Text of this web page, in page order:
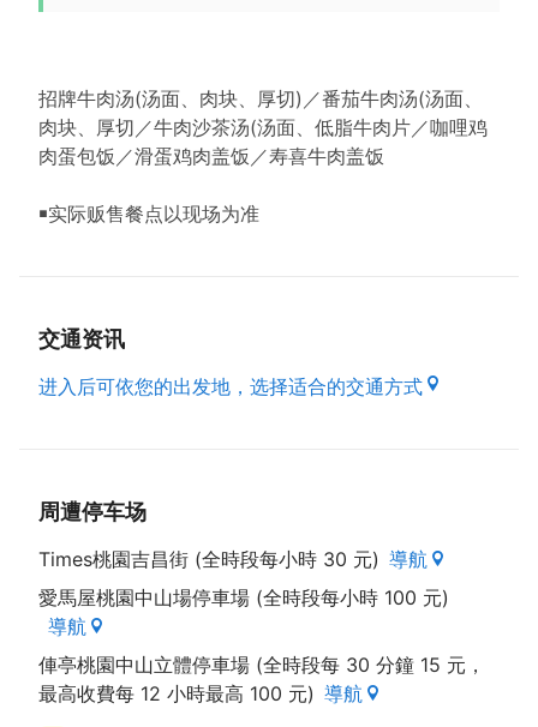
招牌牛肉汤(汤面、肉块、厚切)／番茄牛肉汤(汤面、
肉块、厚切／牛肉沙茶汤(汤面、低脂牛肉片／咖哩鸡
肉蛋包饭／滑蛋鸡肉盖饭／寿喜牛肉盖饭
￭实际贩售餐点以现场为准
交通资讯
进入后可依您的出发地，选择适合的交通方式
周遭停车场
Times桃園吉昌街 (全時段每小時 30 元) 導航
愛馬屋桃園中山場停車場 (全時段每小時 100 元)
導航
俥亭桃園中山立體停車場 (全時段每 30 分鐘 15 元，
最高收費每 12 小時最高 100 元) 導航